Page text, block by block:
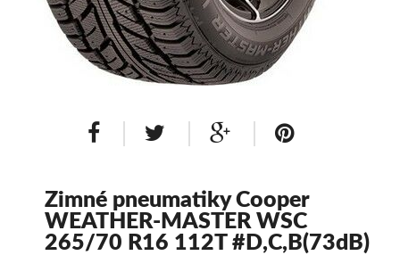
Hliníkové / ALU disky / Elektróny
Puklice na kolesá Kontakt Blog
Zimné pneumatiky Cooper
WEATHER-MASTER WSC
265/70 R16 112T #D,C,B(73dB)